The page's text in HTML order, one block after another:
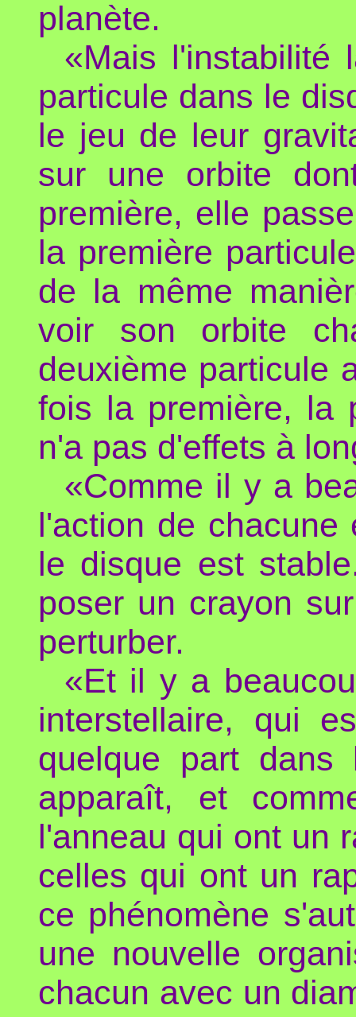
planète.
«Mais l'instabilité
particule dans le
le jeu de leur
sur une orbite
première, elle
la première
de la même
voir son orbite
deuxième particule
fois la première, la
n'a pas d'effets à
«Comme il y a
l'action de
le disque est
poser un crayon
perturber.
«Et il y a
interstellaire, qui
quelque part
apparaît, et
l'anneau qui ont un
celles qui ont un
ce phénomène
une nouvelle
chacun avec un